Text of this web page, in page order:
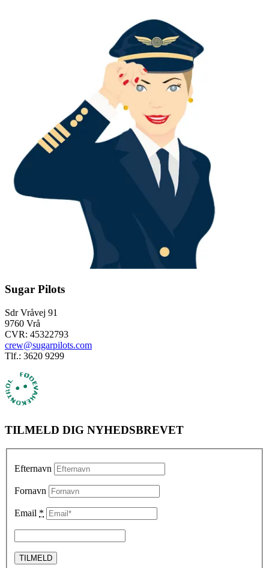
Sugar Pilots
Sdr Vråvej 91
9760 Vrå
CVR: 45322793
crew@sugarpilots.com
Tlf.: 3620 9299
TILMELD DIG NYHEDSBREVET
Efternavn
Fornavn
Email *